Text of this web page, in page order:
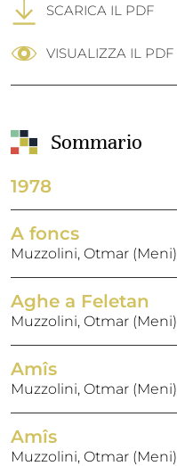
SCARICA IL PDF
VISUALIZZA IL PDF
Sommario
1978
A foncs
Muzzolini, Otmar (Meni)
Aghe a Feletan
Muzzolini, Otmar (Meni)
Amîs
Muzzolini, Otmar (Meni)
Amîs
Muzzolini, Otmar (Meni)